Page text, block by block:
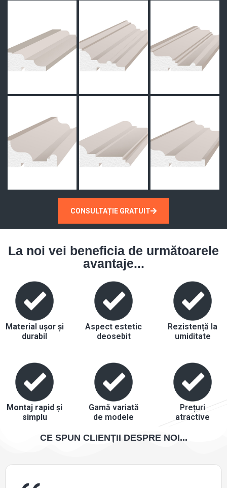
CONSULTAȚIE GRATUIT
La noi vei beneficia de următoarele
avantaje...
Material ușor și
durabil
Aspect estetic
deosebit
Rezistență la
umiditate
Montaj rapid și
simplu
Gamă variată
de modele
Prețuri
atractive
CE SPUN CLIENȚII DESPRE NOI...